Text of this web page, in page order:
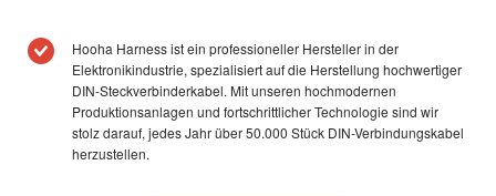
Hooha Harness ist ein professioneller Hersteller in der
Elektronikindustrie, spezialisiert auf die Herstellung hochwertiger
DIN-Steckverbinderkabel. Mit unseren hochmodernen
Produktionsanlagen und fortschrittlicher Technologie sind wir
stolz darauf, jedes Jahr über 50.000 Stück DIN-Verbindungskabel
herzustellen.